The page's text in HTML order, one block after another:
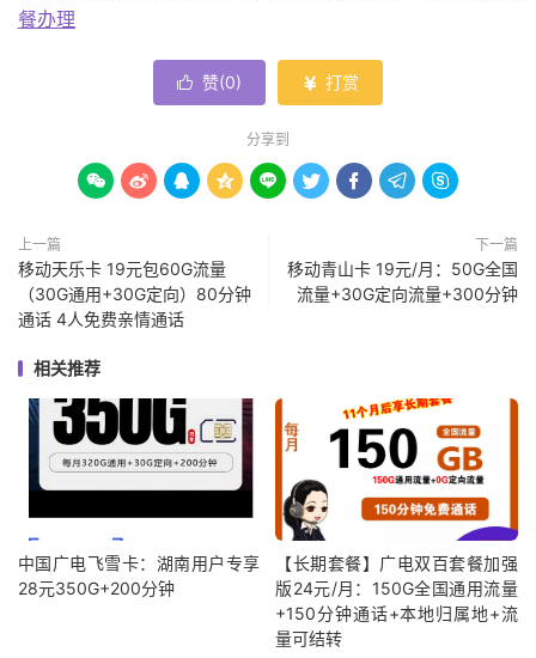
餐办理
 赞(0)  打赏
分享到
        
上一篇
移动天乐卡 19元包60G流量
（30G通用+30G定向）80分钟
通话 4人免费亲情通话
下一篇
移动青山卡 19元/月：50G全国
流量+30G定向流量+300分钟
相关推荐
中国广电飞雪卡：湖南用户专享
28元350G+200分钟
【长期套餐】广电双百套餐加强
版24元/月：150G全国通用流量
+150分钟通话+本地归属地+流
量可结转